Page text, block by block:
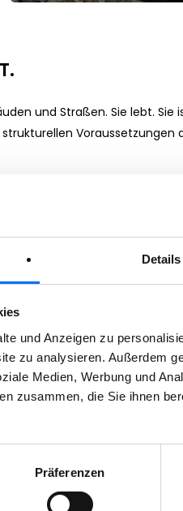
Details
und Anzeigen zu
zu analysieren. Außerdem
Medien, Werbung und
zusammen, die Sie ihnen
Präferenzen
und Straßen. Sie lebt.
Uhr um die Themen
Abwassernetze und ein
den Bürger:innen Merans
der Bevölkerung erkennen,